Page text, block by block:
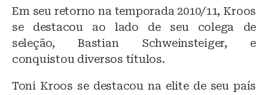
Em seu retorno na temporada 2010/11, Kroos
se destacou ao lado de seu colega de
seleção, Bastian Schweinsteiger, e
conquistou diversos títulos.
Toni Kroos se destacou na elite de seu país